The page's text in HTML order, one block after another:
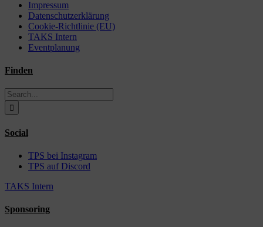
Impressum
Datenschutzerklärung
Cookie-Richtlinie (EU)
TAKS Intern
Eventplanung
Finden
Search
for:
Social
TPS bei Instagram
TPS auf Discord
TAKS Intern
Sponsoring